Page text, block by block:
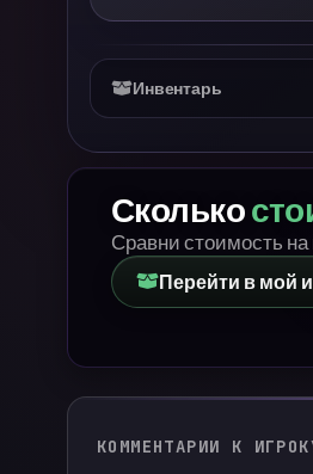
Инвентарь
Сколько
Сравни стоимость
Перейти в мой
КОММЕНТАРИИ К